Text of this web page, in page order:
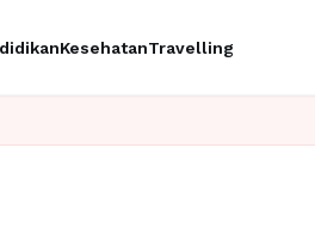
KesehatanTravelling